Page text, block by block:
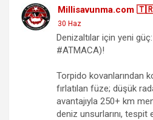
Millisavunma.com
30 Haz
Denizaltılar için yeni
#ATMACA)!
Torpido kovanlarından
fırlatılan füze; düşük
avantajıyla 250+ km
deniz unsurlarını,